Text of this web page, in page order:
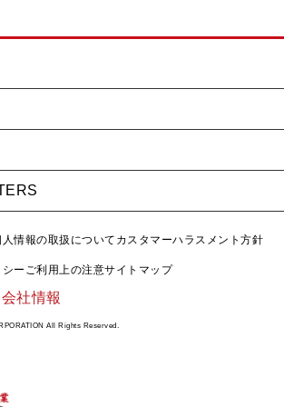
人情報の取扱について カスタマーハラスメント方針
ー ご利用上の注意サイトマップ
社情報
All Rights Reserved.